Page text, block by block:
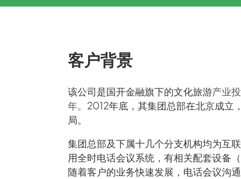
客户背景
该公司是国开金融旗下的文化旅游产业
年。2012年底，其集团总部在北京成立
局。
集团总部及下属十几个分支机构均为互
用全时电话会议系统，有相关配套设备
随着客户的业务快速发展，电话会议沟